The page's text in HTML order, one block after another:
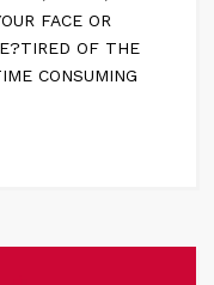
FACE OR
OF THE
CONSUMING